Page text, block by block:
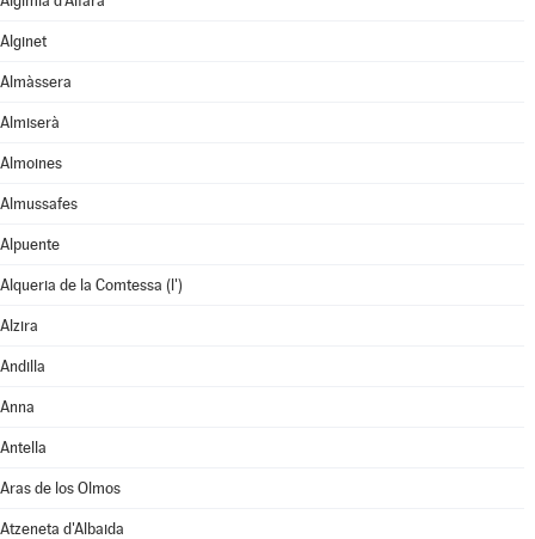
Alginet
Almàssera
Almiserà
Almoines
Almussafes
Alpuente
Alqueria de la Comtessa (l')
Alzira
Andilla
Anna
Antella
Aras de los Olmos
Atzeneta d'Albaida